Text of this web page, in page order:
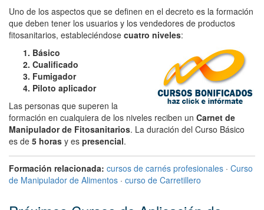
Uno de los aspectos que se definen en el decreto es la formación
que deben tener los usuarios y los vendedores de productos
fitosanitarios, estableciéndose cuatro niveles:
Básico
Cualificado
Fumigador
Piloto aplicador
Las personas que superen la
formación en cualquiera de los niveles reciben un Carnet de
Manipulador de Fitosanitarios. La duración del Curso Básico
es de 5 horas y es presencial.
Formación relacionada: cursos de carnés profesionales · Curso
de Manipulador de Alimentos · curso de Carretillero